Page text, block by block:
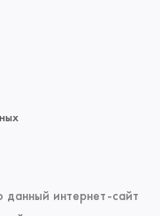
интернет-сайт